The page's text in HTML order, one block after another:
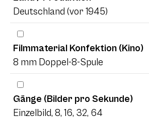
Deutschland (vor 1945)
Filmmaterial Konfektion (Kino)
8 mm Doppel-8-Spule
Gänge (Bilder pro Sekunde)
Einzelbild, 8, 16, 32, 64